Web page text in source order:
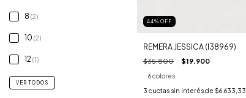
8 (2)
10 (2)
12(1)
VER TODOS
44% OFF
REMERA JESSICA (I38969)
$35.800 $19.900
6 colores
3 cuotas sin interés de $6.633,33